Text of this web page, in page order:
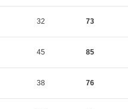
32 73
45 85
38 76